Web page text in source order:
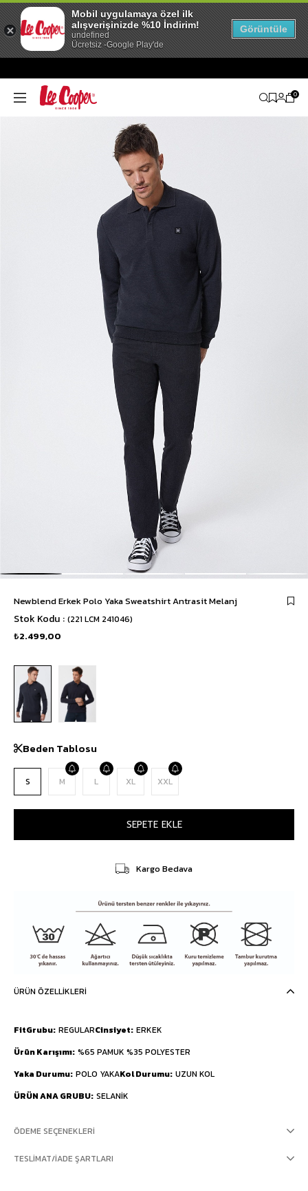
0
Newblend Erkek Polo Yaka Sweatshirt Antrasit Melanj
Stok Kodu (221 LCM 241046)
₺2.499,00
Beden Tablosu
S M L XL XXL
Kargo Bedava
ÜRÜN ÖZELLIKLERI
FitGrubu REGULARCinsiyet ERKEK
Ürün Karışımı %65 PAMUK %35 POLYESTER
Yaka Durumu POLO YAKAKol Durumu UZUN KOL
ÜRÜN ANA GRUBU SELANİK
ÖDEME SEÇENEKLERI
TESLIMAT/İADE ŞARTLARI
Mobil uygulamaya özel ilk
alışverişinizde %10 İndirim!
undefined
Ücretsiz -Google Play'de
Görüntüle